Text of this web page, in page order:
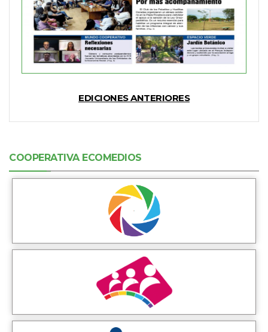
EDICIONES ANTERIORES
COOPERATIVA ECOMEDIOS